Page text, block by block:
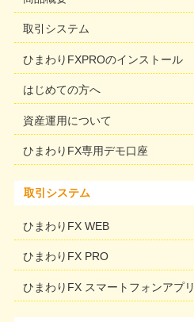
取引システム
ひまわりFXPROのインストール
はじめての方へ
資産運用について
ひまわりFX専用デモ口座
取引システム
ひまわりFX WEB
ひまわりFX PRO
ひまわりFX スマートフォンアプリ